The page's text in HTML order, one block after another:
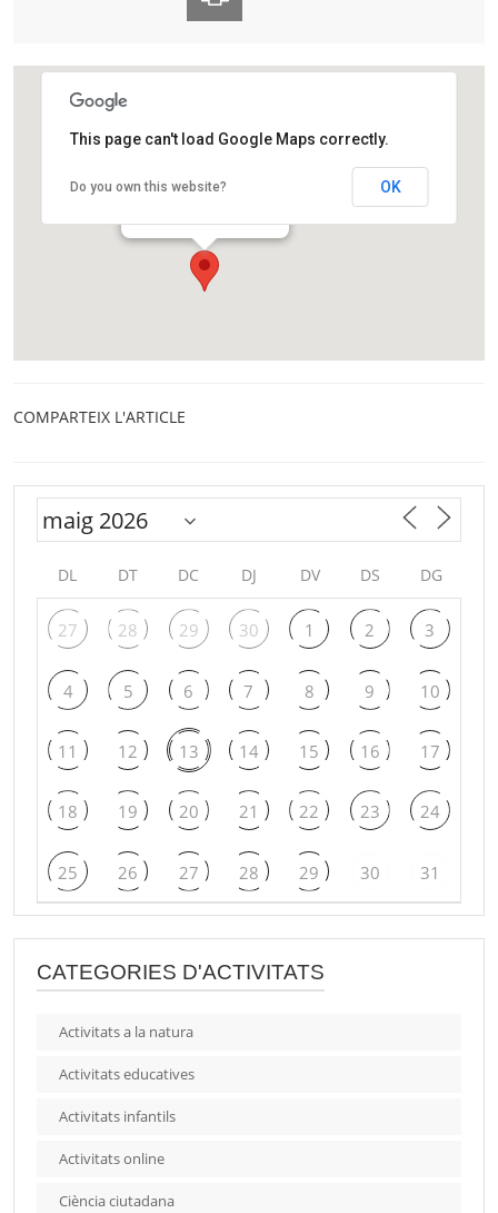
Palau Macaya
Passeig de Sant Joan, 108
This page can't load Google Maps correctly.
Do you own this website? OK
COMPARTEIX L'ARTICLE
DL DT DC DJ DV DS DG
27 28 29 30 1 2 3
4 5 6 7 8 9 10
11 12 13 14 15 16 17
18 19 20 21 22 23 24
25 26 27 28 29 30 31
CATEGORIES D'ACTIVITATS
Activitats a la natura
Activitats educatives
Activitats infantils
Activitats online
Ciència ciutadana